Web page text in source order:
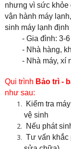
nhưng vì sức khỏe
vận hành máy
sinh máy lạnh
- Gia đình: 3-6
- Nhà hàng,
- Nhà máy, xí
Qui trình Bảo trì -
như sau:
Kiểm tra
vệ sinh
Nếu phát
Tư vấn khắc